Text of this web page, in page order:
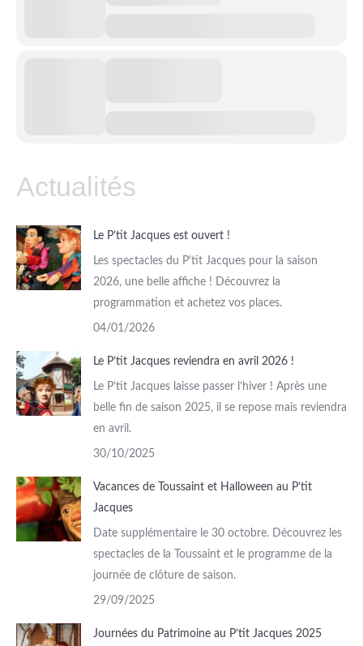
Actualités
Le P’tit Jacques est ouvert !
Les spectacles du P'tit Jacques pour la saison
2026, une belle affiche ! Découvrez la
programmation et achetez vos places.
04/01/2026
Le P’tit Jacques reviendra en avril 2026 !
Le P’tit Jacques laisse passer l’hiver ! Après une
belle fin de saison 2025, il se repose mais reviendra
en avril.
30/10/2025
Vacances de Toussaint et Halloween au P’tit
Jacques
Date supplémentaire le 30 octobre. Découvrez les
spectacles de la Toussaint et le programme de la
journée de clôture de saison.
29/09/2025
Journées du Patrimoine au P’tit Jacques 2025